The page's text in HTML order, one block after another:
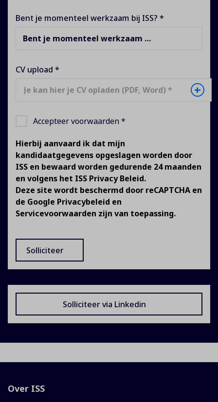
Bent je momenteel werkzaam bij ISS? *
Bent je momenteel werkzaam bij ISS?
CV upload *
Je kan hier je CV opladen (PDF, Word) *
+
Accepteer voorwaarden *
Hierbij aanvaard ik dat mijn
kandidaatgegevens opgeslagen worden door
ISS en bewaard worden gedurende 24 maanden
en volgens het ISS Privacy Beleid.
Deze site wordt beschermd door reCAPTCHA en
de Google Privacybeleid en
Servicevoorwaarden zijn van toepassing.
Solliciteer
Solliciteer via Linkedin
Over ISS